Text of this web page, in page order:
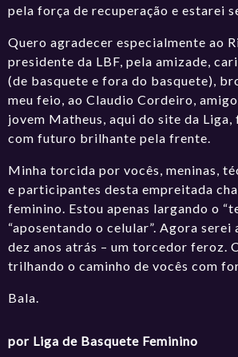
pela força de recuperação e estarei
Quero agradecer especialmente ao
presidente da LBF, pela amizade,
(de basquete e fora do basquete),
meu feio, ao Claudio Cordeiro,
jovem Matheus, aqui do site da
com futuro brilhante pela frente.
Minha torcida por vocês, meninas,
e participantes desta empreitada
feminino. Estou apenas largando o
“aposentando o celular”. Agora serei
dez anos atrás – um torcedor feroz.
trilhando o caminho de vocês com
Bala.
por Liga de Basquete Feminino